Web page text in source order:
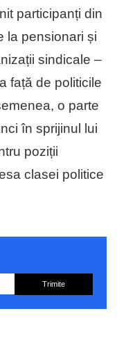
participanți din
la pensionari și
sindicale –
față de politicile
o parte
în sprijinul lui
poziții
clasei politice
Trimite